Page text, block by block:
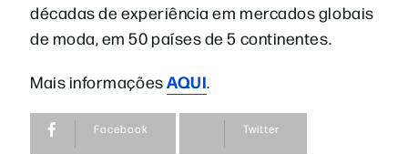
décadas de experiência em mercados globais
de moda, em 50 países de 5 continentes.
Mais informaçõesAQUI.
Facebook Twitter